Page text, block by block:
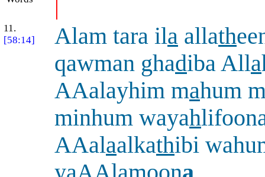
|
11.
[58:14]
Alam tara ila allath
qawman ghadiba Alla
AAalayhim mahum
minhum wayah
AAalaalkathibi